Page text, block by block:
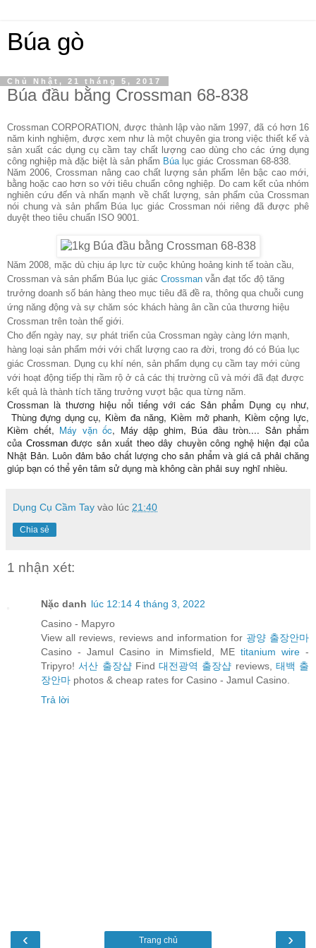
Búa gò
Chủ Nhật, 21 tháng 5, 2017
Búa đầu bằng Crossman 68-838
Crossman CORPORATION, được thành lập vào năm 1997, đã có hơn 16
năm kinh nghiệm, được xem như là một chuyên gia trong việc thiết kế và
sản xuất các dụng cụ cầm tay chất lượng cao dùng cho các ứng dụng
công nghiệp mà đặc biệt là sản phẩm Búa lục giác Crossman 68-838
Năm 2006, Crossman nâng cao chất lượng sản phẩm lên bậc cao mới,
bằng hoặc cao hơn so với tiêu chuẩn công nghiệp. Do cam kết của nhóm
nghiên cứu đến và nhấn mạnh về chất lượng, sản phẩm của Crossman
nói chung và sản phẩm Búa lục giác Crossmannói riêng đã được phê
duyệt theo tiêu chuẩn ISO 9001.
Năm 2008, mặc dù chịu áp lực từ cuộc khủng hoảng kinh tế toàn cầu,
Crossman và sản phẩm Búa lục giác Crossman vẫn đạt tốc độ tăng
trưởng doanh số bán hàng theo mục tiêu đã đề ra, thông qua chuỗi cung
ứng năng động và sự chăm sóc khách hàng ân cần của thương hiệu
Crossman trên toàn thế giới.
Cho đến ngày nay, sự phát triển của Crossman ngày càng lớn mạnh,
hàng loại sản phẩm mới với chất lượng cao ra đời, trong đó có Búa lục
giác Crossman . Dụng cụ khí nén, sản phẩm dụng cụ cầm tay mới cùng
với hoạt động tiếp thị rầm rộ ở cả các thị trường cũ và mới đã đạt được
kết quả là thành tích tăng trưởng vượt bậc qua từng năm.
Crossman là thương hiệu nổi tiếng với các Sản phẩm Dụng cụ như,
Thùng đựng dụng cụ, Kiềm đa năng, Kiềm mở phanh, Kiềm cộng lực,
Kiềm chết, Máy vặn ốc, Máy dập ghim, Búa đầu tròn.... Sản phẩm
của Crossman được sản xuất theo dây chuyền công nghệ hiện đại của
Nhật Bản. Luôn đảm bảo chất lượng cho sản phẩm và giá cả phải chăng
giúp bạn có thể yên tâm sử dụng mà không cần phải suy nghĩ nhiều.
Dụng Cụ Cầm Tay vào lúc 21:40
Chia sẻ
1 nhận xét:
Nặc danh lúc 12:14 4 tháng 3, 2022
Casino - Mapyro
View all reviews, reviews and information for 광양 출장안마
Casino - Jamul Casino in Mimsfield, ME titanium wire -
Tripyro!서산 출장샵Find 대전광역 출장샵 reviews, 태백 출
장안마 photos & cheap rates for Casino - Jamul Casino.
Trả lời
‹ ›
Trang chủ